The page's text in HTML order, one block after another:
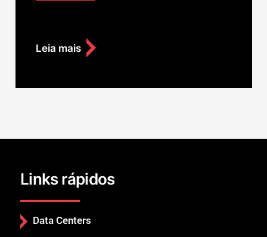
Leia mais
Links rápidos
Data Centers